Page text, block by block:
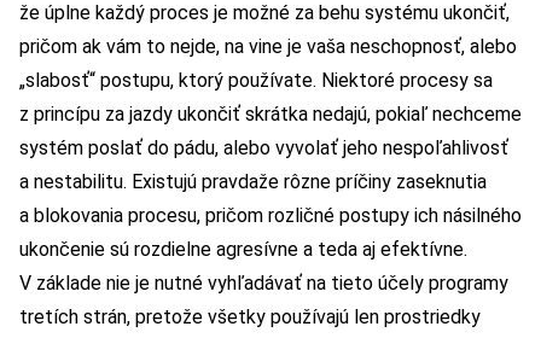
že úplne každý proces je možné za behu systému ukončiť,
pričom ak vám to nejde, na vine je vaša neschopnosť, alebo
„slabosť“ postupu, ktorý používate. Niektoré procesy sa
z princípu za jazdy ukončiť skrátka nedajú, pokiaľ nechceme
systém poslať do pádu, alebo vyvolať jeho nespoľahlivosť
a nestabilitu. Existujú pravdaže rôzne príčiny zaseknutia
a blokovania procesu, pričom rozličné postupy ich násilného
ukončenie sú rozdielne agresívne a teda aj efektívne.
V základe nie je nutné vyhľadávať na tieto účely programy
tretích strán, pretože všetky používajú len prostriedky